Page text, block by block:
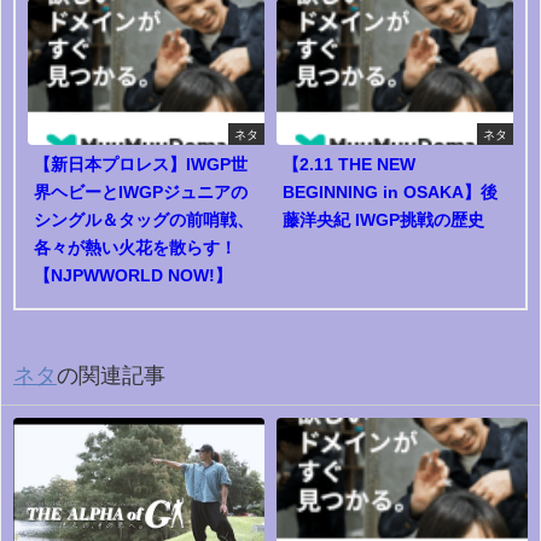
ネタ
【新日本プロレス】IWGP世
界ヘビーとIWGPジュニアの
シングル＆タッグの前哨戦、
各々が熱い火花を散らす！
【NJPWWORLD NOW!】
ネタ
【2.11 THE NEW
BEGINNING in OSAKA】後
藤洋央紀 IWGP挑戦の歴史
ネタの関連記事